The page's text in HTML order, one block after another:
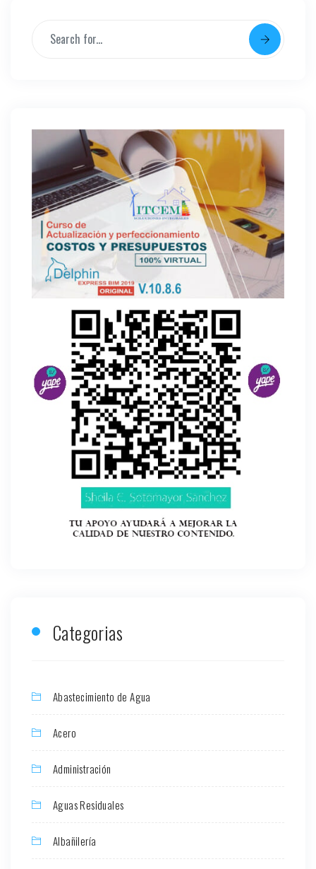
Categorias
Abastecimiento de Agua
Acero
Administración
Aguas Residuales
Albañilería